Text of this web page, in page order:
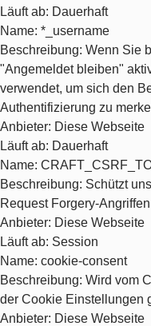
Läuft ab: Dauerhaft
Name: *_username
Beschreibung: Wenn Sie
"Angemeldet bleiben"
verwendet, um sich den
Authentifizierung zu
Anbieter: Diese Webseite
Läuft ab: Dauerhaft
Name:
Beschreibung: Schützt
Request Forgery-
Anbieter: Diese Webseite
Läuft ab: Session
Name: cookie-consent
Beschreibung: Wird vom
der Cookie Einstellungen
Anbieter: Diese Webseite